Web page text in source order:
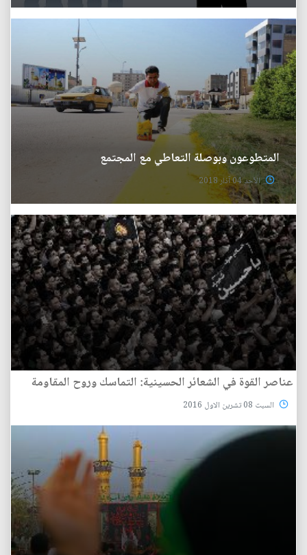
المتطوعون وبوصلة التعاطي مع المجتمع
الأحد 04 آذار 2018
عناصر القوة في الشعائر الحسينية: التماسك وروح المقاومة
السبت 08 تشرين الاول 2016